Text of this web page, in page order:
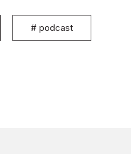
# podcast